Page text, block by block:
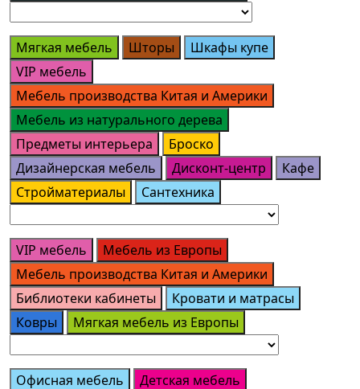
Мягкая мебель Шторы
Шкафы купе
VIP мебель
Мебель производства Китая и Америки
Мебель из натурального дерева
Предметы интерьера
Броско
Дизайнерская мебель
Дисконт-центр
Кафе
Стройматериалы
Сантехника
VIP мебель
Мебель из Европы
Мебель производства Китая и Америки
Библиотеки кабинеты
Кровати и матрасы
Ковры
Мягкая мебель из Европы
Офисная мебель Детская мебель